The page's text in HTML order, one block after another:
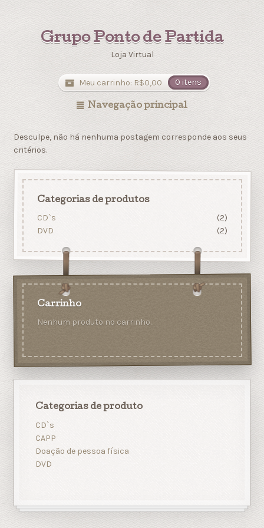
Grupo Ponto de Partida
Loja Virtual
Meu carrinho: R$0,00 0 itens
Navegação principal
Desculpe, não há nenhuma postagem corresponde aos seus
critérios.
Categorias de produtos
CD`s
(2)
DVD
(2)
Carrinho
Nenhum produto no carrinho.
Categorias de produto
CD`s
CAPP
Doação de pessoa física
DVD